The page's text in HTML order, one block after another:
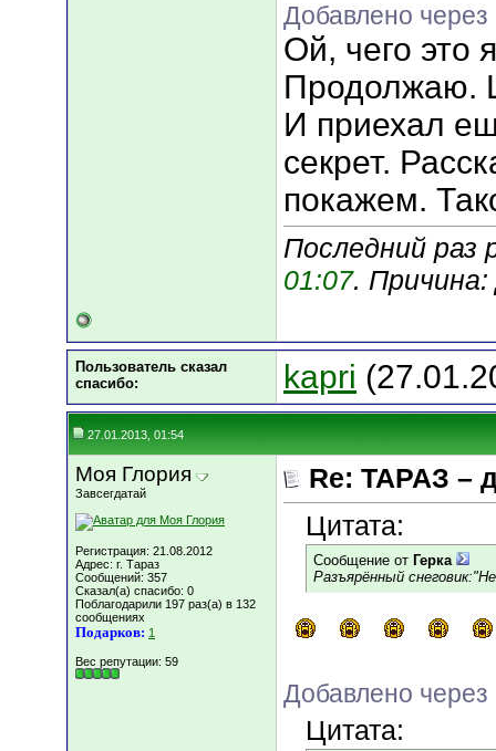
Добавлено
Ой, чего это
Продолжаю.
И приехал
секрет.
покажем.
Последний раз
01:07.
Пользователь сказал
cпасибо:
kapri
27.01.2013, 01:54
Моя Глория
Завсегдатай
Регистрация: 21.08.2012
Адрес: г. Тараз
Сообщений: 357
Сказал(а) спасибо: 0
Поблагодарили 197 раз(а) в 132
сообщениях
Подарков: 1
Вес репутации: 59
Re: ТАРАЗ –
Цитата:
Сообщение от Герка
Разъярённый
Добавлено через
Цитата: